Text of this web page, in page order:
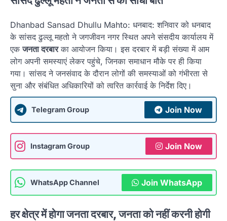
Dhanbad Sansad Dhullu Mahto: धनबाद: शनिवार को धनबाद
के सांसद ढुल्लू महतो ने जगजीवन नगर स्थित अपने संसदीय कार्यालय में
एकजनता दरबारका आयोजन किया। इस दरबार में बड़ी संख्या में आम
लोग अपनी समस्याएं लेकर पहुंचे, जिनका समाधान मौके पर ही किया
गया। सांसद ने जनसंवाद के दौरान लोगों की समस्याओं को गंभीरता से
सुना और संबंधित अधिकारियों को त्वरित कार्रवाई के निर्देश दिए।
Telegram Group Join Now
Instagram Group Join Now
WhatsApp Channel Join WhatsApp
हर क्षेत्र में होगा जनता दरबार, जनता को नहीं करनी होगी